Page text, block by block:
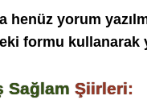
henüz yorum
formu kullanarak
Sağlam Şiirleri: